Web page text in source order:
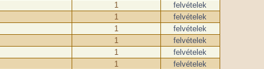
1
felvételek
1
felvételek
1
felvételek
1
felvételek
1
felvételek
1
felvételek